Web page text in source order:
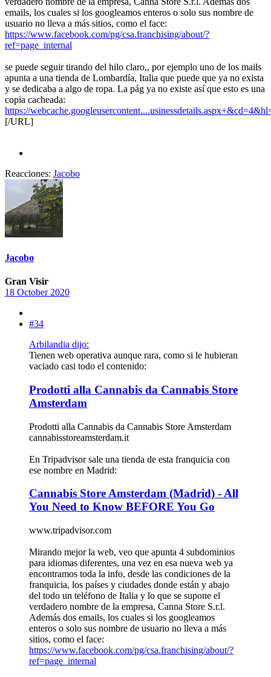
emails, los cuales si los googleamos enteros o solo sus nombre de
usuario no lleva a más sitios, como el face:
https://www.facebook.com/pg/csa.franchising/about/?
ref=page_internal
se puede seguir tirando del hilo claro,, por ejemplo uno de los mails
apunta a una tienda de Lombardía, Italia que puede que ya no exista
y se dedicaba a algo de ropa. La pág ya no existe así que esto es una
copia cacheada:
https://
[/URL]
Reacciones: Jacobo
Jacobo
Gran Visir
18 October 2020
#34
Arbilandia dijo:
Tienen web operativa aunque rara, como si le hubieran
vaciado casi todo el contenido:
Prodotti alla Cannabis da Cannabis Store
Amsterdam
Prodotti alla Cannabis da Cannabis Store Amsterdam
cannabisstoreamsterdam.it
En Tripadvisor sale una tienda de esta franquicia con
ese nombre en Madrid:
Cannabis Store Amsterdam (Madrid) - All
You Need to Know BEFORE You Go
www.tripadvisor.com
Mirando mejor la web, veo que apunta 4 subdominios
para idiomas diferentes, una vez en esa nueva web ya
encontramos toda la info, desde las condiciones de la
franquicia, los países y ciudades donde están y abajo
del todo un teléfono de Italia y lo que se supone el
verdadero nombre de la empresa, Canna Store S.r.l.
Además dos emails, los cuales si los googleamos
enteros o solo sus nombre de usuario no lleva a más
sitios, como el face:
https://www.facebook.com/pg/csa.franchising/about/?
ref=page_internal